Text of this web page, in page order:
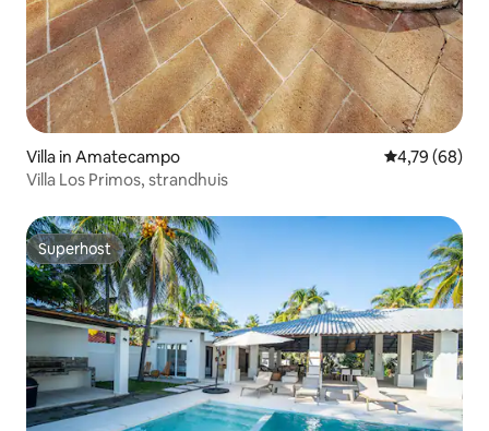
Villa in Amatecampo Gemiddelde
4,79 (68)
Villa Los Primos, strandhuis
Superhost
Superhost